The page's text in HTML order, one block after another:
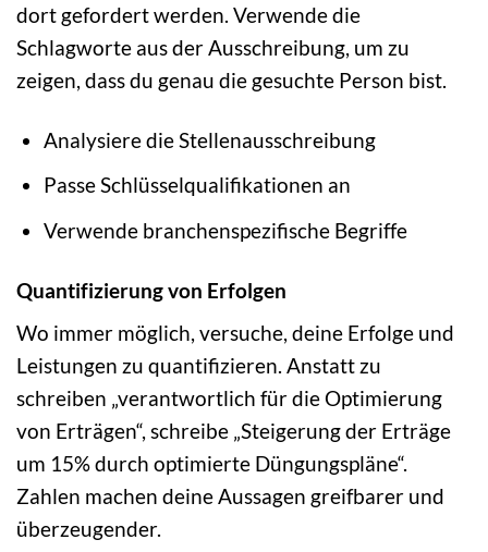
dort gefordert werden. Verwende die
Schlagworte aus der Ausschreibung, um zu
zeigen, dass du genau die gesuchte Person bist.
Analysiere die Stellenausschreibung
Passe Schlüsselqualifikationen an
Verwende branchenspezifische Begriffe
Quantifizierung von Erfolgen
Wo immer möglich, versuche, deine Erfolge und
Leistungen zu quantifizieren. Anstatt zu
schreiben „verantwortlich für die Optimierung
von Erträgen“, schreibe „Steigerung der Erträge
um 15% durch optimierte Düngungspläne“.
Zahlen machen deine Aussagen greifbarer und
überzeugender.